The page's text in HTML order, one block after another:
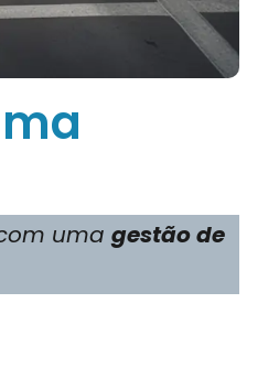
uma gestão de